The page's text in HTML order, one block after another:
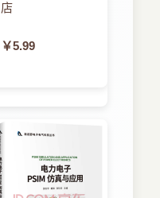
店
￥5.99